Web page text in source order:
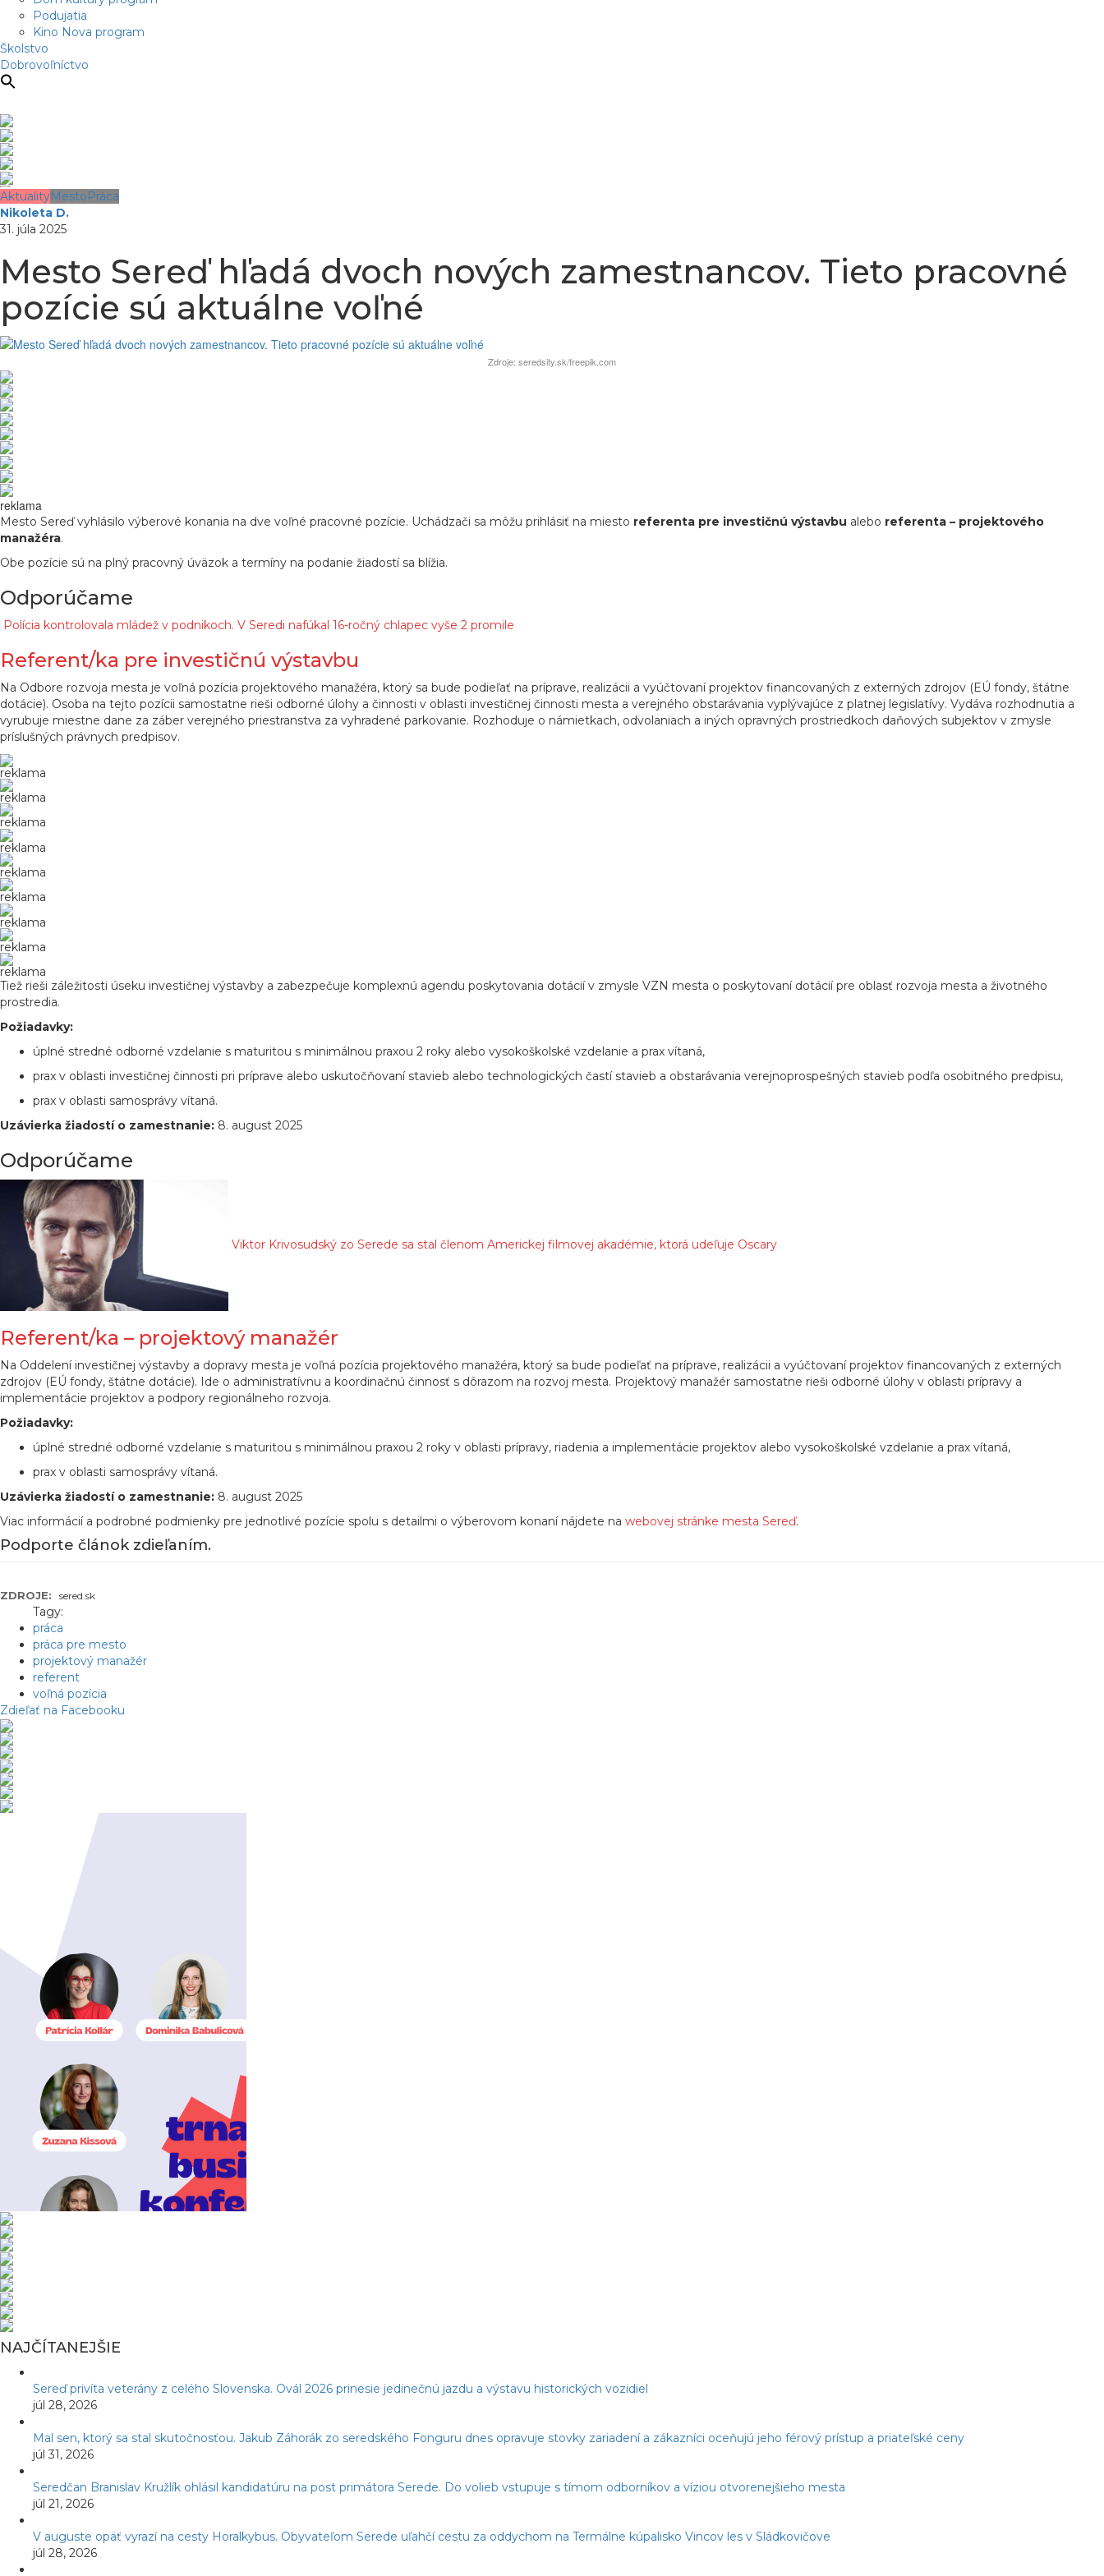
Podujatia
Kino Nova program
Školstvo
Dobrovoľníctvo
AktualityMestoPráca
Nikoleta D.
31. júla 2025
Mesto Sereď hľadá dvoch nových zamestnancov. Tieto pracovné
pozície sú aktuálne voľné
Zdroje: seredsity.sk/freepik.com
reklama
Mesto Sereď vyhlásilo výberové konania na dve voľné pracovné pozície. Uchádzači sa môžu prihlásiť na miesto referenta pre investičnú výstavbu alebo referenta – projektového
manažéra.
Obe pozície sú na plný pracovný úväzok a termíny na podanie žiadostí sa blížia.
Odporúčame
Polícia kontrolovala mládež v podnikoch. V Seredi nafúkal 16-ročný chlapec vyše 2 promile
Referent/ka pre investičnú výstavbu
Na Odbore rozvoja mesta je voľná pozícia projektového manažéra, ktorý sa bude podieľať na príprave, realizácii a vyúčtovaní projektov financovaných z externých zdrojov (EÚ fondy, štátne
dotácie). Osoba na tejto pozícii samostatne rieši odborné úlohy a činnosti v oblasti investičnej činnosti mesta a verejného obstarávania vyplývajúce z platnej legislatívy. Vydáva rozhodnutia a
vyrubuje miestne dane za záber verejného priestranstva za vyhradené parkovanie. Rozhoduje o námietkach, odvolaniach a iných opravných prostriedkoch daňových subjektov v zmysle
príslušných právnych predpisov.
reklama
reklama
reklama
reklama
reklama
reklama
reklama
reklama
reklama
Tiež rieši záležitosti úseku investičnej výstavby a zabezpečuje komplexnú agendu poskytovania dotácií v zmysle VZN mesta o poskytovaní dotácií pre oblasť rozvoja mesta a životného
prostredia.
Požiadavky:
úplné stredné odborné vzdelanie s maturitou s minimálnou praxou 2 roky alebo vysokoškolské vzdelanie a prax vítaná,
prax v oblasti investičnej činnosti pri príprave alebo uskutočňovaní stavieb alebo technologických častí stavieb a obstarávania verejnoprospešných stavieb podľa osobitného predpisu,
prax v oblasti samosprávy vítaná.
Uzávierka žiadostí o zamestnanie: 8. august 2025
Odporúčame
Viktor Krivosudský zo Serede sa stal členom Americkej filmovej akadémie, ktorá udeľuje Oscary
Referent/ka – projektový manažér
Na Oddelení investičnej výstavby a dopravy mesta je voľná pozícia projektového manažéra, ktorý sa bude podieľať na príprave, realizácii a vyúčtovaní projektov financovaných z externých
zdrojov (EÚ fondy, štátne dotácie). Ide o administratívnu a koordinačnú činnosť s dôrazom na rozvoj mesta. Projektový manažér samostatne rieši odborné úlohy v oblasti prípravy a
implementácie projektov a podpory regionálneho rozvoja.
Požiadavky:
úplné stredné odborné vzdelanie s maturitou s minimálnou praxou 2 roky v oblasti prípravy, riadenia a implementácie projektov alebo vysokoškolské vzdelanie a prax vítaná,
prax v oblasti samosprávy vítaná.
Uzávierka žiadostí o zamestnanie: 8. august 2025
Viac informácií a podrobné podmienky pre jednotlivé pozície spolu s detailmi o výberovom konaní nájdete na webovej stránke mesta Sereď.
Podporte článok zdieľaním.
ZDROJE: sered.sk
Tagy:
práca
práca pre mesto
projektový manažér
referent
voľná pozícia
Zdieľať na Facebooku
NAJČÍTANEJŠIE
Sereď privíta veterány z celého Slovenska. Ovál 2026 prinesie jedinečnú jazdu a výstavu historických vozidiel
júl 28, 2026
Mal sen, ktorý sa stal skutočnosťou. Jakub Záhorák zo seredského Fonguru dnes opravuje stovky zariadení a zákazníci oceňujú jeho férový prístup a priateľské ceny
júl 31, 2026
Seredčan Branislav Kružlík ohlásil kandidatúru na post primátora Serede. Do volieb vstupuje s tímom odborníkov a víziou otvorenejšieho mesta
júl 21, 2026
V auguste opäť vyrazí na cesty Horalkybus. Obyvateľom Serede uľahčí cestu za oddychom na Termálne kúpalisko Vincov les v Sládkovičove
júl 28, 2026